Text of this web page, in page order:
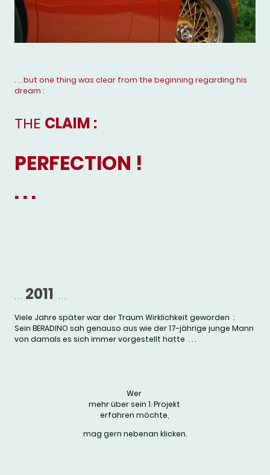
. . . but one thing was clear from the beginning regarding his
dream :
THE CLAIM :
PERFECTION !
. . .
. . . 2011 . . .
Viele Jahre später war der Traum Wirklichkeit geworden :
Sein BERADINO sah genauso aus wie der 17-jährige junge Mann
von damals es sich immer vorgestellt hatte . . .
Wer
mehr über sein 1. Projekt
erfahren möchte,
mag gern nebenan klicken.